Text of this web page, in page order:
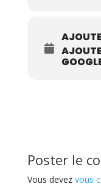
Poster le
Vous devez vous